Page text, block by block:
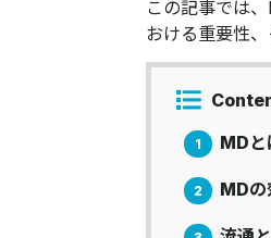
この記事では
おける重要性
1 MDと
2 MDの